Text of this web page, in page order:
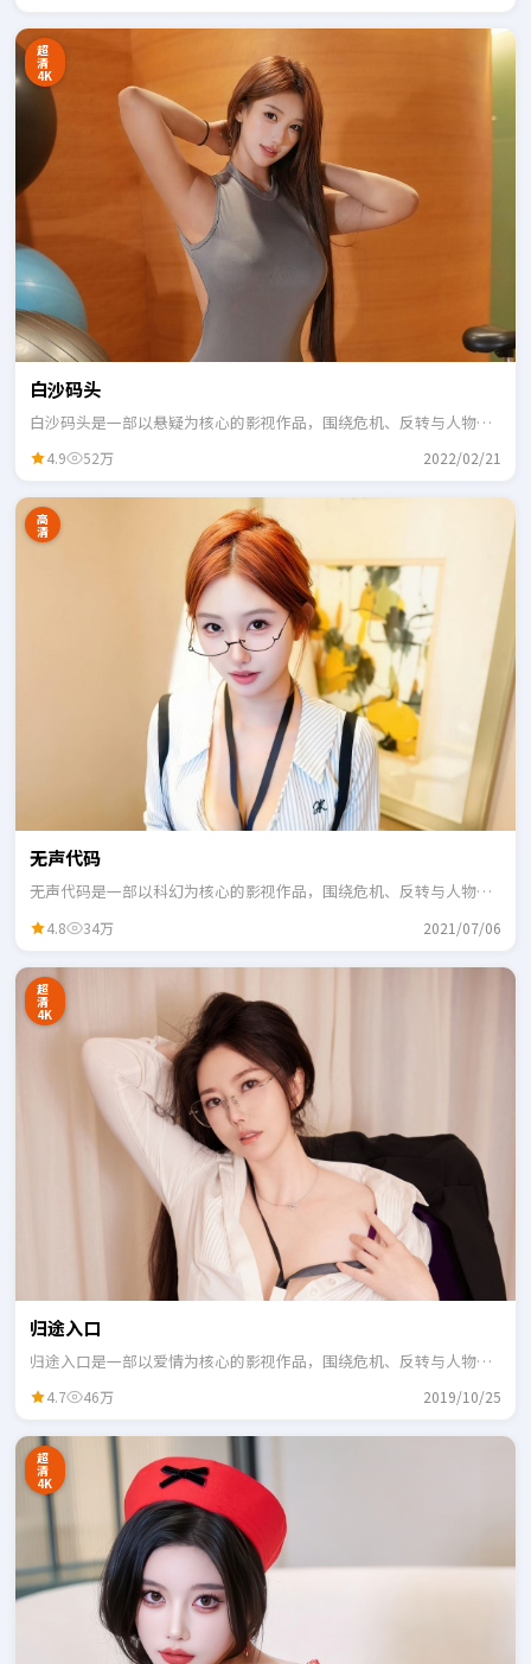
超
清
4K
白沙码头
白沙码头是一部以悬疑为核心的影视作品，围绕危机、反转与人物成
4.9 52万 2022/02/21
高
清
无声代码
无声代码是一部以科幻为核心的影视作品，围绕危机、反转与人物成
4.8 34万 2021/07/06
超
清
4K
归途入口
归途入口是一部以爱情为核心的影视作品，围绕危机、反转与人物成
4.7 46万 2019/10/25
超
清
4K